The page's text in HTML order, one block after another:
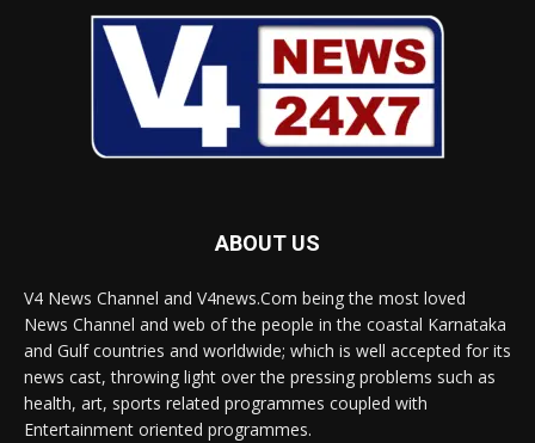
ABOUT US
V4 News Channel and V4news.Com being the most loved
News Channel and web of the people in the coastal Karnataka
and Gulf countries and worldwide; which is well accepted for its
news cast, throwing light over the pressing problems such as
health, art, sports related programmes coupled with
Entertainment oriented programmes.